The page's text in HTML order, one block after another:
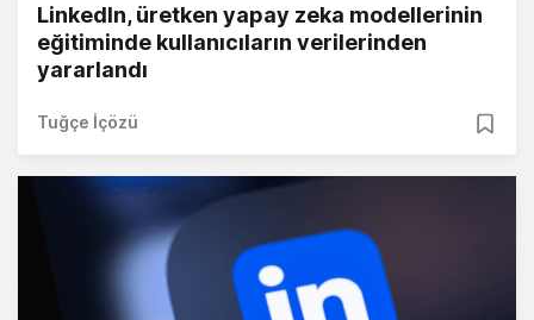
LinkedIn, üretken yapay zeka modellerinin
eğitiminde kullanıcıların verilerinden
yararlandı
Tuğçe İçözü